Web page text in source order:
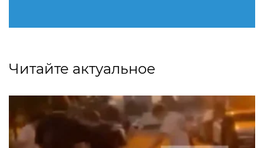
Читайте актуальное